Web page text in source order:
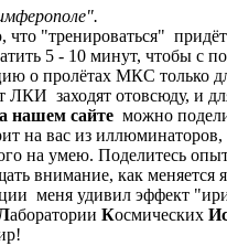
"тренироваться"
5 - 10 минут, чтобы с
о пролётах МКС только
заходят отовсюду, и
нашем сайте можно
на вас из
на умею. Поделитесь
внимание, как меняется
меня удивил эффект
аборатории Космических